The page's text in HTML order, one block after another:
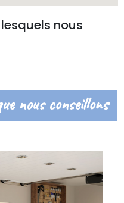
nous
nous conseillons